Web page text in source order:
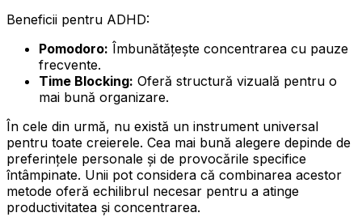
Beneficii pentru ADHD:
Pomodoro: Îmbunătățește concentrarea cu pauze
frecvente.
Time Blocking: Oferă structură vizuală pentru o
mai bună organizare.
În cele din urmă, nu există un instrument universal
pentru toate creierele. Cea mai bună alegere depinde de
preferințele personale și de provocările specifice
întâmpinate. Unii pot considera că combinarea acestor
metode oferă echilibrul necesar pentru a atinge
productivitatea și concentrarea.